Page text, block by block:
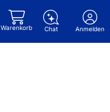
Warenkorb Chat Anmelden